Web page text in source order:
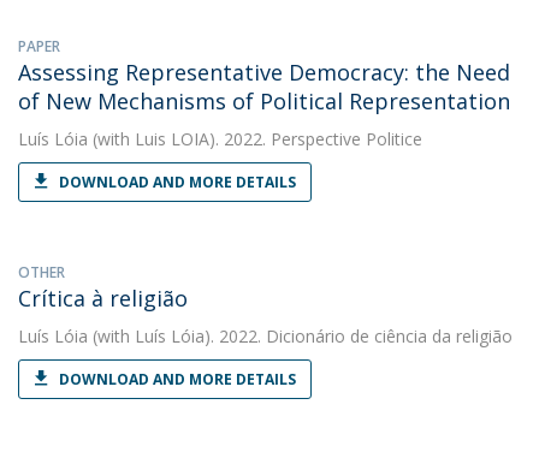
PAPER
Assessing Representative Democracy: the Need
of New Mechanisms of Political Representation
Luís Lóia (with Luis LOIA). 2022. Perspective Politice
DOWNLOAD AND MORE DETAILS
OTHER
Crítica à religião
Luís Lóia (with Luís Lóia). 2022. Dicionário de ciência da religião
DOWNLOAD AND MORE DETAILS